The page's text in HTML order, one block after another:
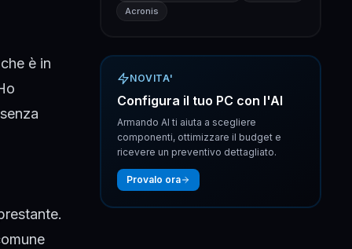
è in
Acronis
NOVITA'
Configura il tuo PC con l'AI
Armando AI ti aiuta a scegliere
componenti, ottimizzare il budget e
ricevere un preventivo dettagliato.
Provalo ora